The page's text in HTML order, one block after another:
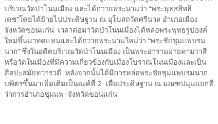
บริเวณวัดป่าโนนเมือง และได้ถวายพระนามว่า “พระพุทธสิทธิ
เดช”โดยได้ย้ายไปประดิษฐาน ณ อุโบสถวัดศรีนวล อำเภอเมือง
จังหวัดขอนแก่น เวลาต่อมาวัดป่าโนนเมืองได้หล่อพระพุทธรูปองค์
ใหม่ขึ้นมาทดแทนและได้ถวายพระนามใหม่ว่า “พระชัยชุมแพบรม
นาถ” ซึ่งในอดีตบริเวณวัดป่าโนนเมือง เป็นพระอารามฝ่ายคามวาสี
หรือวัดในเมืองที่มีความเกี่ยวข้องกับเมืองโบราณโนนเมืองและเป็น
ศิลปะสมัยทวารวดี หลังจากนั้นได้มีการหล่อพระชัยชุมแพบรมนาถ
บพิตรขึ้นมาเพิ่มเติมเป็นองค์ที่ 2 เพื่อประดิษฐาน ณ มณฑปมุมแยกที่
ว่าการอำเภอชุมแพ จังหวัดขอนแก่น